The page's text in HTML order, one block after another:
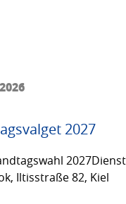
2027
Iltisstraße 82, Kiel